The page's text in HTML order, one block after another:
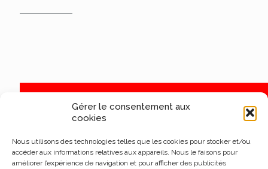
Gérer le consentement aux
cookies
Nous utilisons des technologies telles que les cookies pour stocker et/ou
accéder aux informations relatives aux appareils. Nous le faisons pour
améliorer l’expérience de navigation et pour afficher des publicités